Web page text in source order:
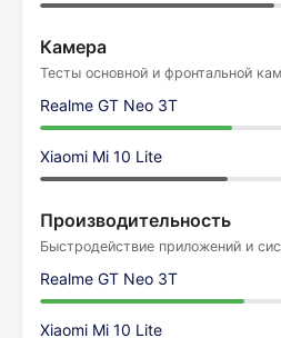
Камера
Тесты основной и фронтальной
Realme GT Neo 3T
Xiaomi Mi 10 Lite
Производительность
Быстродействие приложений и
Realme GT Neo 3T
Xiaomi Mi 10 Lite